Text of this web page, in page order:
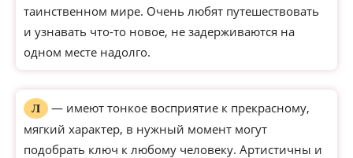
таинственном мире. Очень любят путешествовать
и узнавать что-то новое, не задерживаются на
одном месте надолго.
Л
— имеют тонкое восприятие к прекрасному,
мягкий характер, в нужный момент могут
подобрать ключ к любому человеку. Артистичны и